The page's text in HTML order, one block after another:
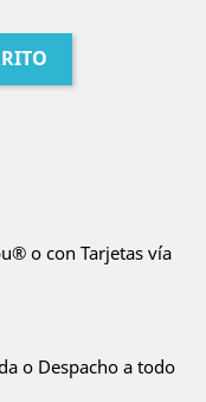
o con Tarjetas vía
o Despacho a todo